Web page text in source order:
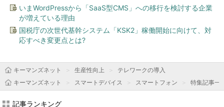
いまWordPressから「SaaS型CMS」への移行を検討する企業
が増えている理由
国税庁の次世代基幹システム「KSK2」稼働開始に向けて、対
応すべき変更点とは?
キーマンズネット 生産性向上
テレワークの導入
キーマンズネット
スマートデバイス スマートフォン 特集記事一
記事ランキング